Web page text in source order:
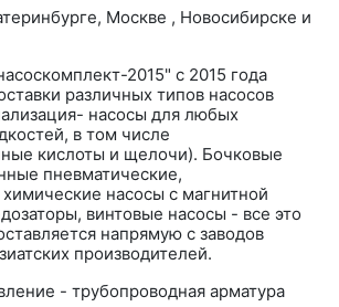
Москве , Новосибирске и
2015" с 2015 года
различных типов насосов
насосы для любых
в том числе
кислоты и щелочи). Бочковые
пневматические,
насосы с магнитной
винтовые насосы - все это
напрямую с заводов
производителей.
- трубопроводная арматура